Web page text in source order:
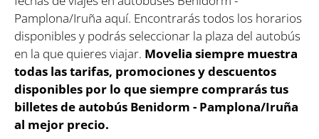
Pamplona/Iruña aquí. Encontrarás todos los horarios
disponibles y podrás seleccionar la plaza del autobús
en la que quieres viajar. Movelia siempre muestra
todas las tarifas, promociones y descuentos
disponibles por lo que siempre comprarás tus
billetes de autobús Benidorm - Pamplona/Iruña
al mejor precio.